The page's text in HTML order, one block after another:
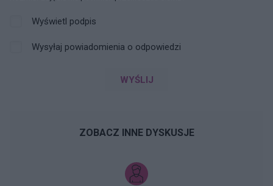
Wyświetl podpis
Wysyłaj powiadomienia o odpowiedzi
WYŚLIJ
ZOBACZ INNE DYSKUSJE